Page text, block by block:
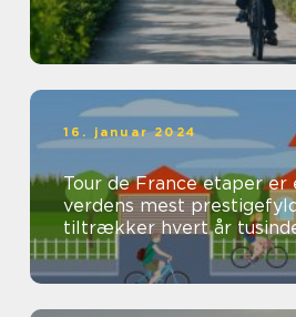
16. januar 2024
Tour de France etaper er
verdens mest
tiltrækker hvert år
og seere fra hele verden...